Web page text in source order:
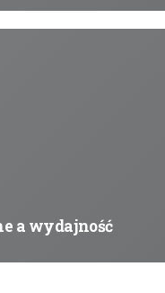
a wydajność